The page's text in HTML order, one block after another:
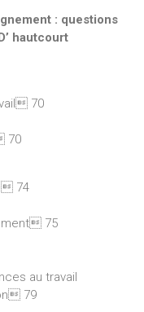
: questions
hautcourt
70
70
74
75
au travail
79